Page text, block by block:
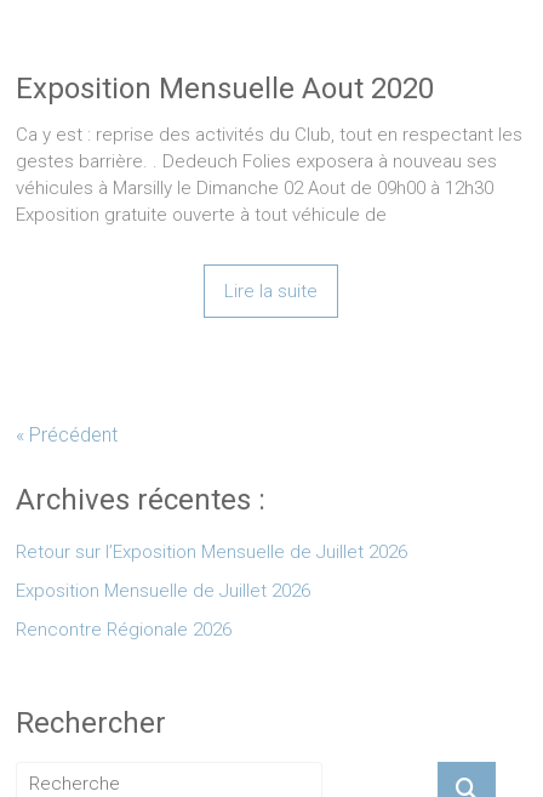
Exposition Mensuelle Aout 2020
Ca y est : reprise des activités du Club, tout en respectant les
gestes barrière. . Dedeuch Folies exposera à nouveau ses
véhicules à Marsilly le Dimanche 02 Aout de 09h00 à 12h30
Exposition gratuite ouverte à tout véhicule de
Lire la suite
« Précédent
Archives récentes :
Retour sur l’Exposition Mensuelle de Juillet 2026
Exposition Mensuelle de Juillet 2026
Rencontre Régionale 2026
Rechercher